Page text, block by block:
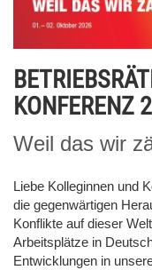
KONFERENZ
Weil das wir
Liebe Kolleginnen und
die gegenwärtigen
Konflikte auf dieser
Arbeitsplätze in
Entwicklungen in